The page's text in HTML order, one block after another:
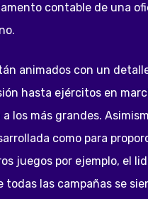
contable de una
animados con un
hasta ejércitos en
los más grandes.
como para
juegos por ejemplo, el
todas las campañas se